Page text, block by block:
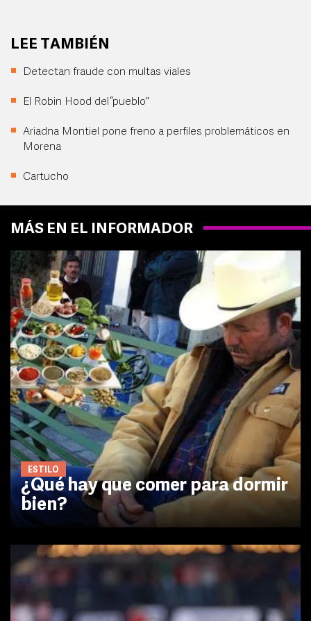
LEE TAMBIÉN
Detectan fraude con multas viales
El Robin Hood del “pueblo”
Ariadna Montiel pone freno a perfiles problemáticos en
Morena
Cartucho
MÁS EN EL INFORMADOR
ESTILO
¿Qué hay que comer para dormir
bien?